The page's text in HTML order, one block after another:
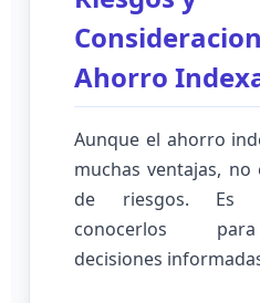
Ahorro
Aunque el ahorro
muchas ventajas, no
de riesgos. Es
conocerlos
decisiones